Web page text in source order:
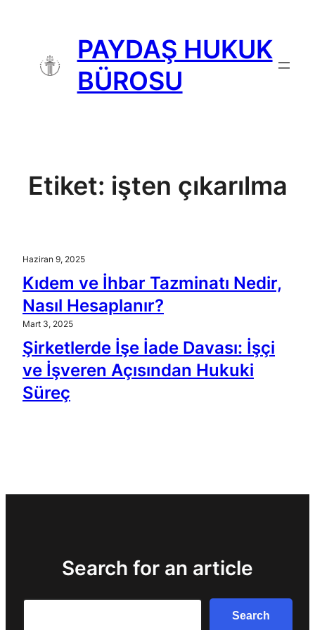
PAYDAŞ HUKUK
BÜROSU
Etiket: işten çıkarılma
Haziran 9, 2025
Kıdem ve İhbar Tazminatı Nedir,
Nasıl Hesaplanır?
Mart 3, 2025
Şirketlerde İşe İade Davası: İşçi
ve İşveren Açısından Hukuki
Süreç
Search for an article
Search